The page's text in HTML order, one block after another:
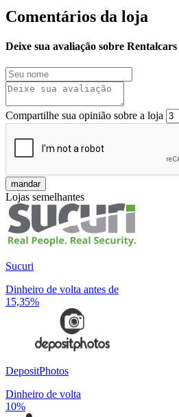
Comentários da loja
Deixe sua avaliação sobre Rentalcars
Compartilhe sua opinião sobre a loja
mandar
Lojas semelhantes
Sucuri
Dinheiro de volta antes de
15,35%
DepositPhotos
Dinheiro de volta
10%